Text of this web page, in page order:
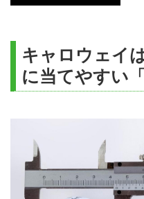
キャロウェイ
に当てやすい